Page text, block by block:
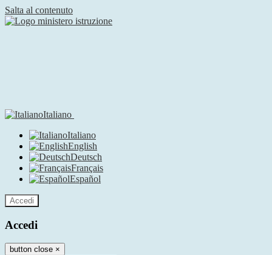
Salta al contenuto
Italiano
Italiano
English
Deutsch
Français
Español
Accedi
Accedi
button close ×